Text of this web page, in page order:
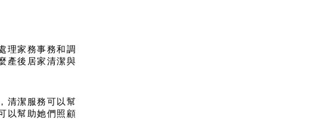
理家務事務和調
產後居家清潔與
清潔服務可以幫
以幫助她們照顧